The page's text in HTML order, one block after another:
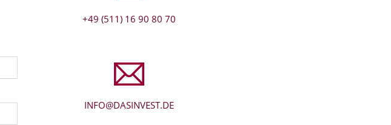
+49 (511) 16 90 80 70
INFO@DASINVEST.DE